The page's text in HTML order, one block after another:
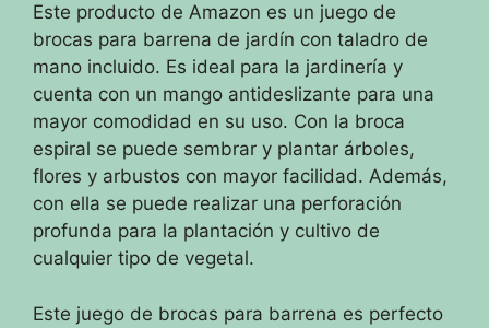
Este producto de Amazon es un juego de
brocas para barrena de jardín con taladro de
mano incluido. Es ideal para la jardinería y
cuenta con un mango antideslizante para una
mayor comodidad en su uso. Con la broca
espiral se puede sembrar y plantar árboles,
flores y arbustos con mayor facilidad. Además,
con ella se puede realizar una perforación
profunda para la plantación y cultivo de
cualquier tipo de vegetal.
Este juego de brocas para barrena es perfecto